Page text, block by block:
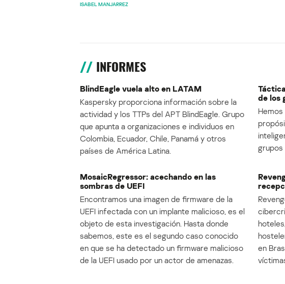
ISABEL MANJARREZ
INFORMES
BlindEagle vuela alto en LATAM
Kaspersky proporciona información sobre la
actividad y los TTPs del APT BlindEagle. Grupo
que apunta a organizaciones e individuos en
Colombia, Ecuador, Chile, Panamá y otros
países de América Latina.
de los
grupos
MosaicRegressor: acechando en las
sombras de UEFI
Encontramos una imagen de firmware de la
UEFI infectada con un implante malicioso, es el
objeto de esta investigación. Hasta donde
sabemos, este es el segundo caso conocido
en que se ha detectado un firmware malicioso
de la UEFI usado por un actor de amenazas.
en